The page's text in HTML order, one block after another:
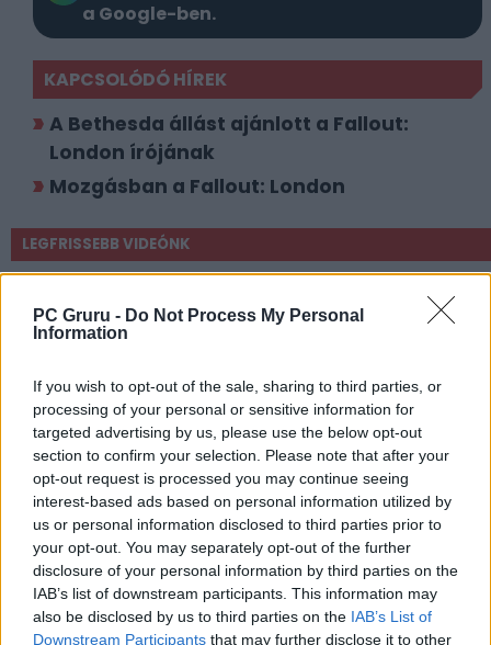
PC Gruru - Do Not Process My Personal
Information
If you wish to opt-out of the sale, sharing to third parties, or
processing of your personal or sensitive information for
targeted advertising by us, please use the below opt-out
section to confirm your selection. Please note that after your
opt-out request is processed you may continue seeing
interest-based ads based on personal information utilized by
us or personal information disclosed to third parties prior to
your opt-out. You may separately opt-out of the further
disclosure of your personal information by third parties on the
IAB’s list of downstream participants. This information may
also be disclosed by us to third parties on the IAB’s List of
Downstream Participants that may further disclose it to other
a Google-ben.
KAPCSOLÓDÓ HÍREK
A Bethesda állást ajánlott a Fallout:
London írójának
Mozgásban a Fallout: London
LEGFRISSEBB VIDEÓNK